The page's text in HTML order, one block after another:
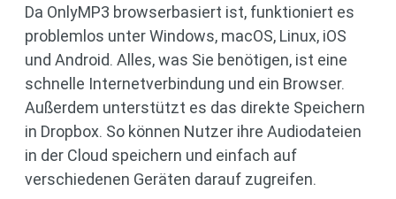
Da OnlyMP3 browserbasiert ist, funktioniert es
problemlos unter Windows, macOS, Linux, iOS
und Android. Alles, was Sie benötigen, ist eine
schnelle Internetverbindung und ein Browser.
Außerdem unterstützt es das direkte Speichern
in Dropbox. So können Nutzer ihre Audiodateien
in der Cloud speichern und einfach auf
verschiedenen Geräten darauf zugreifen.